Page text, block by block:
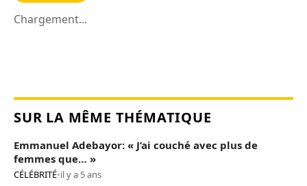
Chargement...
SUR LA MÊME THÉMATIQUE
Emmanuel Adebayor: « J’ai couché avec plus de
femmes que… »
CÉLÉBRITÉ•il y a 5 ans